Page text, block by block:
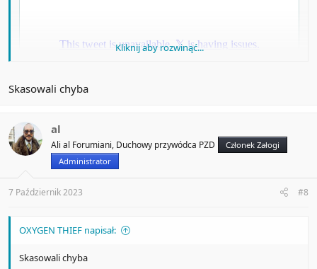
Kliknij aby rozwinąć...
Skasowali chyba
al
Ali al Forumiani, Duchowy przywódca PZD
Członek Załogi
Administrator
7 Październik 2023 #8
OXYGEN THIEF napisał:
Skasowali chyba